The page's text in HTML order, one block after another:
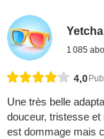
Yetcha
1 085
4,0
Une très belle
douceur, tristesse
est dommage mais